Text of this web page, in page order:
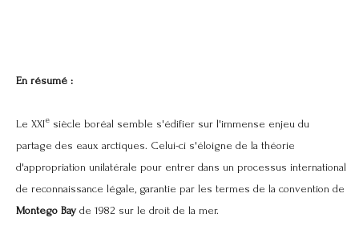
En résumé :
Le XXIe siècle boréal semble s'édifier sur l'immense enjeu du
partage des eaux arctiques. Celui-ci s'éloigne de la théorie
d'appropriation unilatérale pour entrer dans un processus international
de reconnaissance légale, garantie par les termes de la convention de
Montego Bayde 1982 sur le droit de la mer.